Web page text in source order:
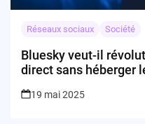
Réseaux sociaux Société
Bluesky veut-il
direct sans héberger
19 mai 2025